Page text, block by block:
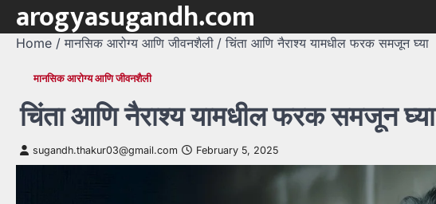
Skip
content
arogyasugandh.com
Home मानसिक आरोग्य आणि जीवनशैली चिंता आणि नैराश्य यामधील फरक समजून घ्या
मानसिक आरोग्य आणि जीवनशैली
चिंता आणि नैराश्य यामधील फरक समजून घ्या
sugandh.thakur03@gmail.com February 5, 2025